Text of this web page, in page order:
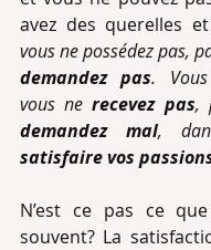
avez des querelles
demandez pas.
vous ne recevez pas
demandez mal
satisfaire vos
N’est ce pas ce
souvent? La